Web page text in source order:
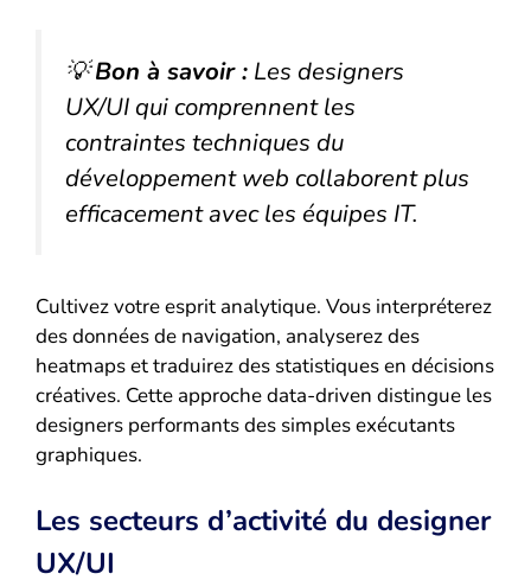
💡Bon à savoir : Les designers
UX/UI qui comprennent les
contraintes techniques du
développement web collaborent plus
efficacement avec les équipes IT.
Cultivez votre esprit analytique. Vous interpréterez
des données de navigation, analyserez des
heatmaps et traduirez des statistiques en décisions
créatives. Cette approche data-driven distingue les
designers performants des simples exécutants
graphiques.
Les secteurs d’activité du designer
UX/UI